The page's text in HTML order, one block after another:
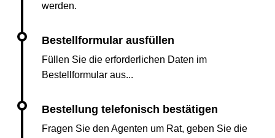
werden.
Füllen Sie die erforderlichen Daten im
Bestellformular aus...
Fragen Sie den Agenten um Rat, geben Sie die